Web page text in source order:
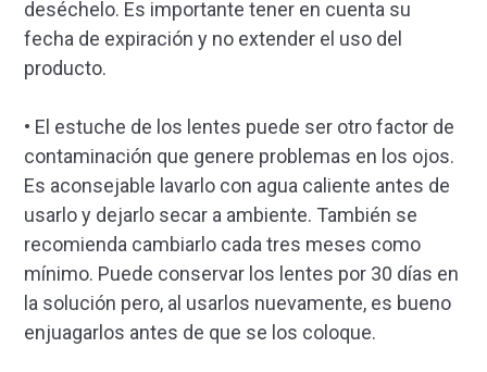
deséchelo. Es importante tener en cuenta su
fecha de expiración y no extender el uso del
producto.
• El estuche de los lentes puede ser otro factor de
contaminación que genere problemas en los ojos.
Es aconsejable lavarlo con agua caliente antes de
usarlo y dejarlo secar a ambiente. También se
recomienda cambiarlo cada tres meses como
mínimo. Puede conservar los lentes por 30 días en
la solución pero, al usarlos nuevamente, es bueno
enjuagarlos antes de que se los coloque.